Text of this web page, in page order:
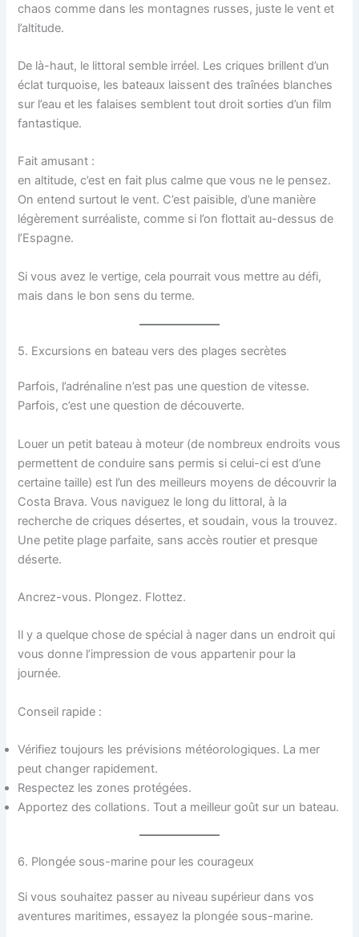
chaos comme dans les montagnes russes, juste le vent et
l’altitude.
De là-haut, le littoral semble irréel. Les criques brillent d’un
éclat turquoise, les bateaux laissent des traînées blanches
sur l’eau et les falaises semblent tout droit sorties d’un film
fantastique.
Fait amusant :
en altitude, c’est en fait plus calme que vous ne le pensez.
On entend surtout le vent. C’est paisible, d’une manière
légèrement surréaliste, comme si l’on flottait au-dessus de
l’Espagne.
Si vous avez le vertige, cela pourrait vous mettre au défi,
mais dans le bon sens du terme.
5. Excursions en bateau vers des plages secrètes
Parfois, l’adrénaline n’est pas une question de vitesse.
Parfois, c’est une question de découverte.
Louer un petit bateau à moteur (de nombreux endroits vous
permettent de conduire sans permis si celui-ci est d’une
certaine taille) est l’un des meilleurs moyens de découvrir la
Costa Brava. Vous naviguez le long du littoral, à la
recherche de criques désertes, et soudain, vous la trouvez.
Une petite plage parfaite, sans accès routier et presque
déserte.
Ancrez-vous. Plongez. Flottez.
Il y a quelque chose de spécial à nager dans un endroit qui
vous donne l’impression de vous appartenir pour la
journée.
Conseil rapide :
Vérifiez toujours les prévisions météorologiques. La mer
peut changer rapidement.
Respectez les zones protégées.
Apportez des collations. Tout a meilleur goût sur un bateau.
6. Plongée sous-marine pour les courageux
Si vous souhaitez passer au niveau supérieur dans vos
aventures maritimes, essayez la plongée sous-marine.